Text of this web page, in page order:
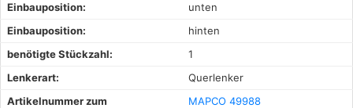
Einbauposition:
unten
Einbauposition:
hinten
benötigte Stückzahl:
1
Lenkerart:
Querlenker
Artikelnummer zum
MAPCO 49988